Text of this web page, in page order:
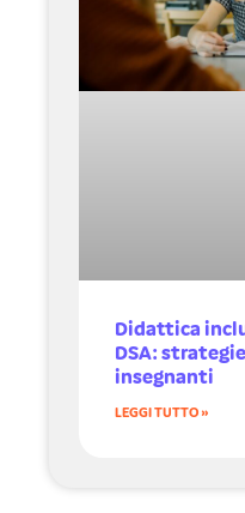
Didattica
DSA:
insegnanti
LEGGI TUTTO »